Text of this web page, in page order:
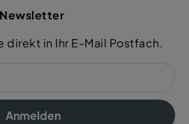
direkt in Ihr E-Mail Postfach.
Anmelden